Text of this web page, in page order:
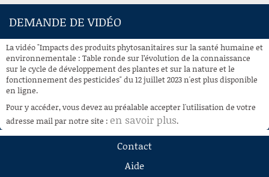
ACCUEIL
À LA DEMANDE
RECHERCHE
AIDE À LA DÉCOUPE
DE VIDÉOS
DEMANDE DE VIDÉO
La vidéo "Impacts des produits phytosanitaires sur la santé humaine et
environnementale : Table ronde sur l’évolution de la connaissance
sur le cycle de développement des plantes et sur la nature et le
fonctionnement des pesticides" du 12 juillet 2023 n'est plus disponible
en ligne.
Pour y accéder, vous devez au préalable accepter l'utilisation de votre
adresse mail par notre site : en savoir plus.
Contact
Aide